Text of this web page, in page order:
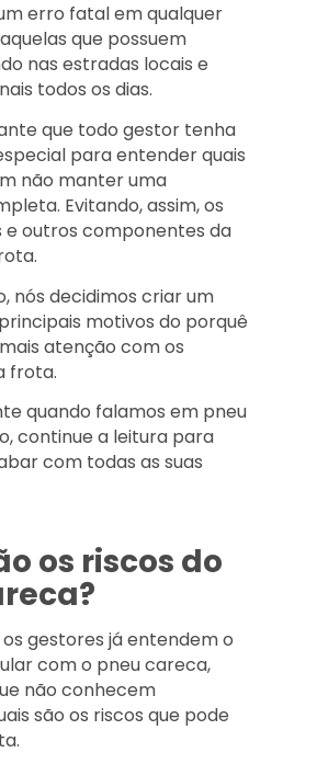
erro fatal em qualquer
que possuem
nas estradas locais e
todos os dias.
que todo gestor tenha
para entender quais
não manter uma
Evitando, assim, os
e outros componentes da
nós decidimos criar um
motivos do porquê
atenção com os
frota.
quando falamos em pneu
continue a leitura para
com todas as suas
os riscos do
gestores já entendem o
com o pneu careca,
não conhecem
são os riscos que pode